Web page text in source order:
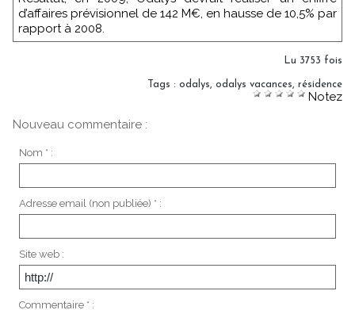
d’affaires prévisionnel de 142 M€, en hausse de 10,5% par
rapport à 2008.
Lu 3753 fois
Tags : odalys, odalys vacances, résidence
Notez
Nouveau commentaire :
Nom * :
Adresse email (non publiée) * :
Site web :
Commentaire * :